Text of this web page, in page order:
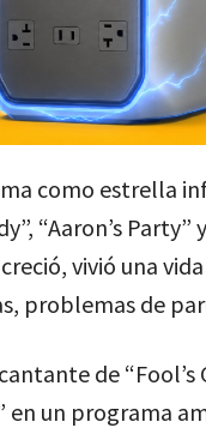
como estrella
“Aaron’s Party”
vivió una
problemas de
de
en un programa